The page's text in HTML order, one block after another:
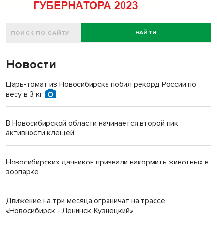
НАЙТИ
Новости
Царь-томат из Новосибирска побил рекорд России по
весу в 3 кг
В Новосибирской области начинается второй пик
активности клещей
Новосибирских дачников призвали накормить животных в
зоопарке
Движение на три месяца ограничат на трассе
«Новосибирск - Ленинск-Кузнецкий»